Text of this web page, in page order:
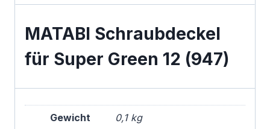
MATABI Schraubdeckel
für Super Green 12 (947)
Gewicht 0,1 kg